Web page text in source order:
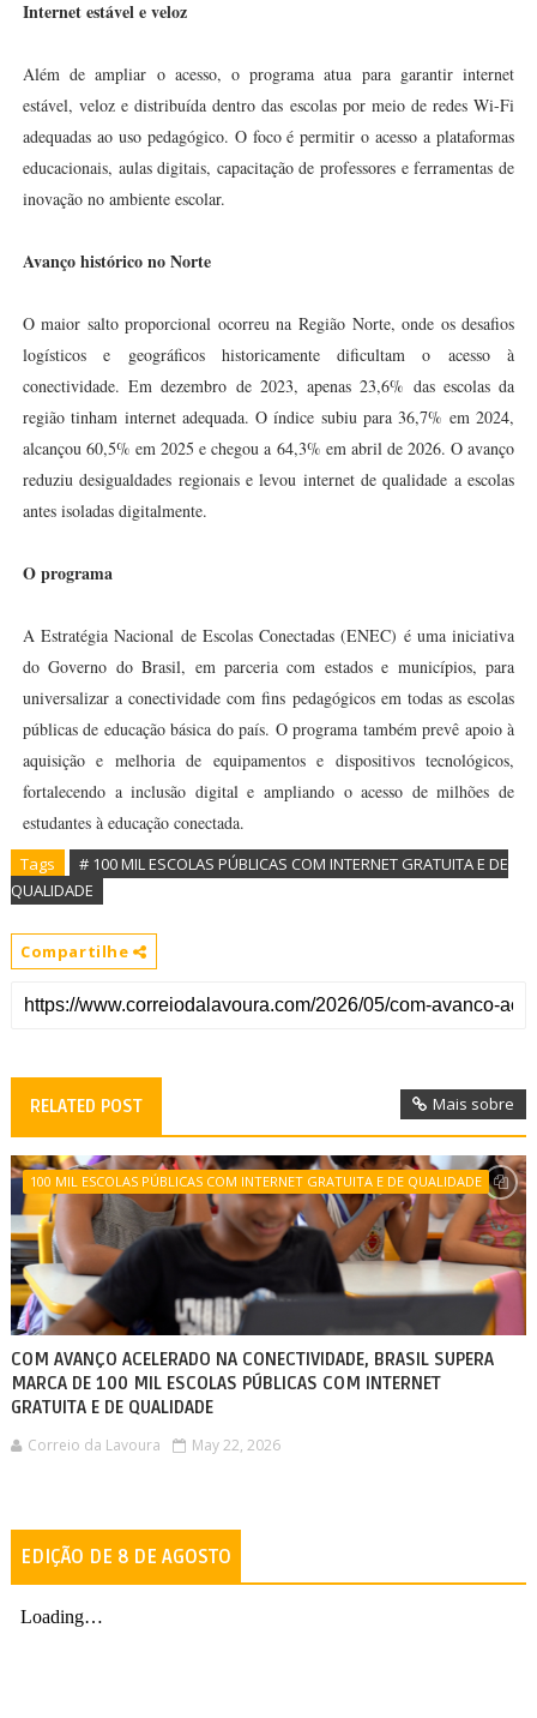
Internet estável e veloz
Além de ampliar o acesso, o programa atua para garantir internet
estável, veloz e distribuída dentro das escolas por meio de redes Wi-Fi
adequadas ao uso pedagógico. O foco é permitir o acesso a plataformas
educacionais, aulas digitais, capacitação de professores e ferramentas de
inovação no ambiente escolar.
Avanço histórico no Norte
O maior salto proporcional ocorreu na Região Norte, onde os desafios
logísticos e geográficos historicamente dificultam o acesso à
conectividade. Em dezembro de 2023, apenas 23,6% das escolas da
região tinham internet adequada. O índice subiu para 36,7% em 2024,
alcançou 60,5% em 2025 e chegou a 64,3% em abril de 2026. O avanço
reduziu desigualdades regionais e levou internet de qualidade a escolas
antes isoladas digitalmente.
O programa
A Estratégia Nacional de Escolas Conectadas (ENEC) é uma iniciativa
do Governo do Brasil, em parceria com estados e municípios, para
universalizar a conectividade com fins pedagógicos em todas as escolas
públicas de educação básica do país. O programa também prevê apoio à
aquisição e melhoria de equipamentos e dispositivos tecnológicos,
fortalecendo a inclusão digital e ampliando o acesso de milhões de
estudantes à educação conectada.
Tags
# 100 MIL ESCOLAS PÚBLICAS COM INTERNET GRATUITA E DE
QUALIDADE
Compartilhe
RELATED POST Mais sobre
100 MIL ESCOLAS PÚBLICAS COM INTERNET GRATUITA E DE QUALIDADE
COM AVANÇO ACELERADO NA CONECTIVIDADE, BRASIL SUPERA
MARCA DE 100 MIL ESCOLAS PÚBLICAS COM INTERNET
GRATUITA E DE QUALIDADE
Correio da Lavoura May 22, 2026
EDIÇÃO DE 8 DE AGOSTO